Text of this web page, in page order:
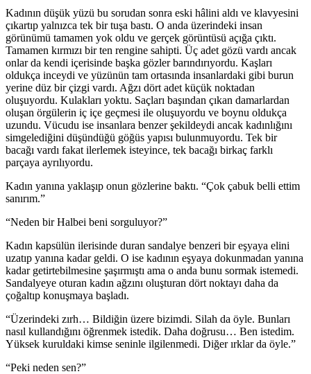
Kadının düşük yüzü bu sorudan sonra eski hâlini aldı ve klavyesini
çıkartıp yalnızca tek bir tuşa bastı. O anda üzerindeki insan
görünümü tamamen yok oldu ve gerçek görüntüsü açığa çıktı.
Tamamen kırmızı bir ten rengine sahipti. Üç adet gözü vardı ancak
onlar da kendi içerisinde başka gözler barındırıyordu. Kaşları
oldukça inceydi ve yüzünün tam ortasında insanlardaki gibi burun
yerine düz bir çizgi vardı. Ağzı dört adet küçük noktadan
oluşuyordu. Kulakları yoktu. Saçları başından çıkan damarlardan
oluşan örgülerin iç içe geçmesi ile oluşuyordu ve boynu oldukça
uzundu. Vücudu ise insanlara benzer şekildeydi ancak kadınlığını
simgelediğini düşündüğü göğüs yapısı bulunmuyordu. Tek bir
bacağı vardı fakat ilerlemek isteyince, tek bacağı birkaç farklı
parçaya ayrılıyordu.
Kadın yanına yaklaşıp onun gözlerine baktı. “Çok çabuk belli ettim
sanırım.”
“Neden bir Halbei beni sorguluyor?”
Kadın kapsülün ilerisinde duran sandalye benzeri bir eşyaya elini
uzatıp yanına kadar geldi. O ise kadının eşyaya dokunmadan yanına
kadar getirtebilmesine şaşırmıştı ama o anda bunu sormak istemedi.
Sandalyeye oturan kadın ağzını oluşturan dört noktayı daha da
çoğaltıp konuşmaya başladı.
“Üzerindeki zırh… Bildiğin üzere bizimdi. Silah da öyle. Bunları
nasıl kullandığını öğrenmek istedik. Daha doğrusu… Ben istedim.
Yüksek kuruldaki kimse seninle ilgilenmedi. Diğer ırklar da öyle.”
“Peki neden sen?”